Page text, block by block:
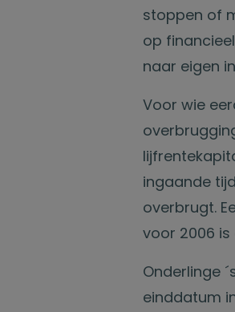
stoppen of
op
naar eigen
Voor wie
ingaande
overbrugt.
voor 2006
Onderlinge
einddatum